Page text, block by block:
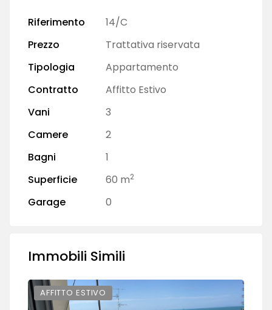
Riferimento
14/C
Prezzo
Trattativa riservata
Tipologia
Appartamento
Contratto
Affitto Estivo
Vani
3
Camere
2
Bagni
1
Superficie
60 m2
Garage 0
Immobili Simili
AFFITTO ESTIVO